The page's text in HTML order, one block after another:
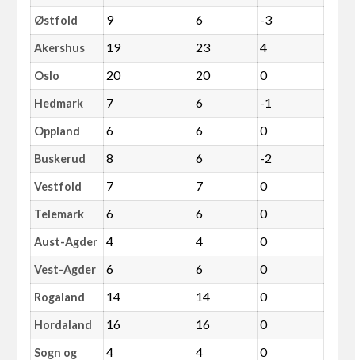
Østfold 9 6 -3
Akershus 19 23 4
Oslo 20 20 0
Hedmark 7 6 -1
Oppland 6 6 0
Buskerud 8 6 -2
Vestfold 7 7 0
Telemark 6 6 0
Aust-Agder 4 4 0
Vest-Agder 6 6 0
Rogaland 14 14 0
Hordaland 16 16 0
Sogn og
4 4 0